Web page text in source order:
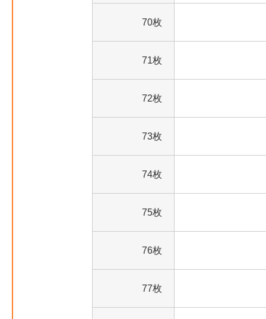
70枚
71枚
72枚
73枚
74枚
75枚
76枚
77枚